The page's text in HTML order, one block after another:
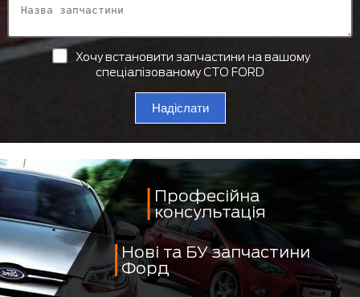
Хочу встановити запчастини на вашому
спеціалізованому СТО FORD
Надіслати
Професійна
консультація
Нові та БУ запчастини
Форд